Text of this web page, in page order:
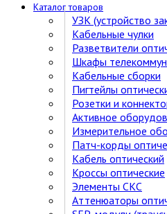
Каталог товаров
УЗК (устройство
Кабельные чулки
Разветвители
Шкафы
Кабельные сборки
Пигтейлы
Розетки и
Активное
Измерительное
Патч-корды
Кабель оптический
Кроссы оптические
Элементы СКС
Аттенюаторы